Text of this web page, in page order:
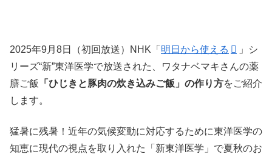
2025年9月8日（初回放送）NHK「 明日から使える
」シ
リーズ“新”東洋医学で放送された、ワタナベマキさんの薬
膳ご飯
「ひじきと豚肉の炊き込みご飯」の作り方をご紹介
します。
猛暑に残暑！近年の気候変動に対応するために東洋医学の
知恵に現代の視点を取り入れた「新東洋医学」で夏秋のお